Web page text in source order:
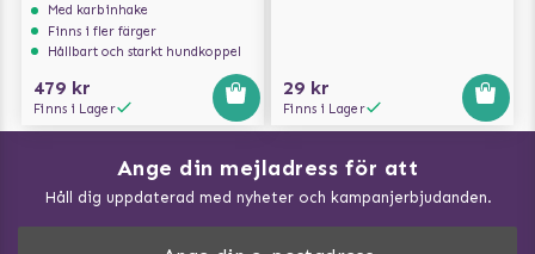
Med karbinhake
Finns i fler färger
Hållbart och starkt hundkoppel
479 kr
Finns i Lager
29 kr
Finns i Lager
Ange din mejladress för att
Håll dig uppdaterad med nyheter och kampanjerbjudanden.
Vad kan hundar äta?